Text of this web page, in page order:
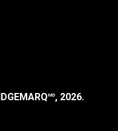
MD, 2026.